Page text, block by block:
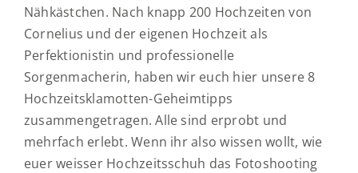
Nähkästchen. Nach knapp 200 Hochzeiten von
Cornelius und der eigenen Hochzeit als
Perfektionistin und professionelle
Sorgenmacherin, haben wir euch hier unsere 8
Hochzeitsklamotten-Geheimtipps
zusammengetragen. Alle sind erprobt und
mehrfach erlebt. Wenn ihr also wissen wollt, wie
euer weisser Hochzeitsschuh das Fotoshooting